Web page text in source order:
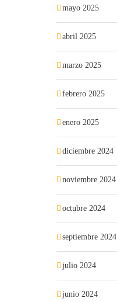
mayo 2025
abril 2025
marzo 2025
febrero 2025
enero 2025
diciembre 2024
noviembre 2024
octubre 2024
septiembre 2024
julio 2024
junio 2024